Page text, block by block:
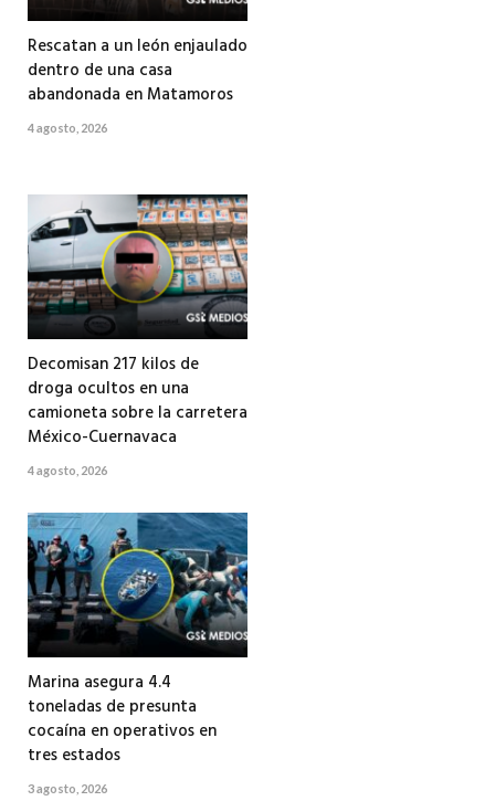
Rescatan a un león enjaulado
dentro de una casa
abandonada en Matamoros
4 agosto, 2026
Decomisan 217 kilos de
droga ocultos en una
camioneta sobre la carretera
México-Cuernavaca
4 agosto, 2026
Marina asegura 4.4
toneladas de presunta
cocaína en operativos en
tres estados
3 agosto, 2026